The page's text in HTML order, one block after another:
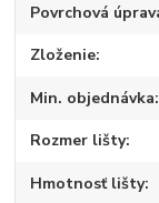
Povrchová
Zloženie
Min. objednávka
Rozmer lišty
Hmotnosť lišty